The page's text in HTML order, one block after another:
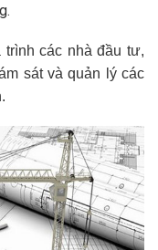
các nhà đầu tư,
sát và quản lý các